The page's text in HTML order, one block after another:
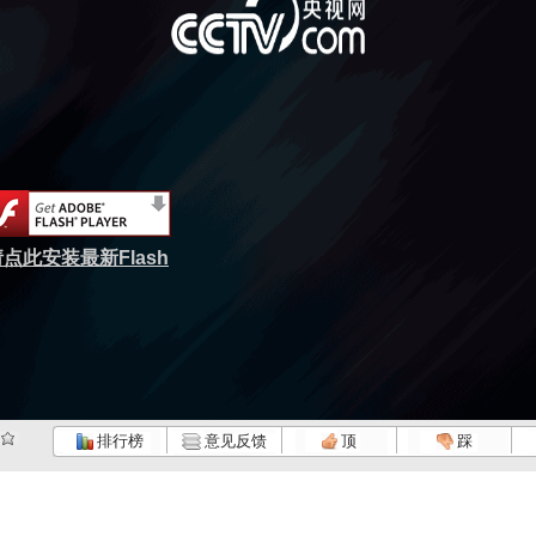
点此安装最新Flash
排行榜 意见反馈 顶 踩